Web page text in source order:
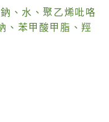
、水、聚乙烯吡咯
、苯甲酸甲脂、羥